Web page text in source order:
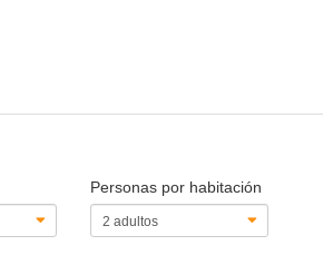
Personas por habitación